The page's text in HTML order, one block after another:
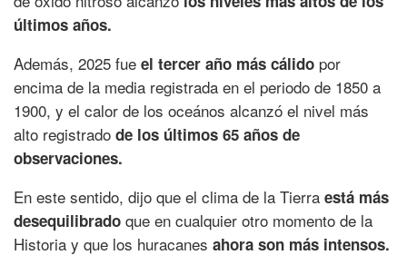
últimos años.
Además, 2025 fue el tercer año más cálido por
encima de la media registrada en el periodo de 1850 a
1900, y el calor de los oceános alcanzó el nivel más
alto registrado de los últimos 65 años de
observaciones.
En este sentido, dijo que el clima de la Tierra está más
desequilibrado que en cualquier otro momento de la
Historia y que los huracanes ahora son más intensos.